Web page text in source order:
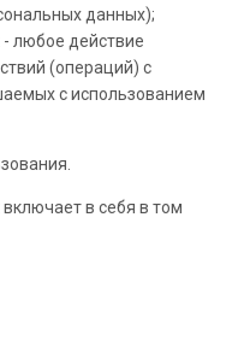
данных);
любое действие
(операций) с
с использованием
в себя в том